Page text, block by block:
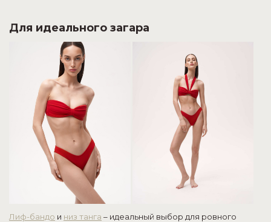
Для идеального загара
Лиф-бандо и низ танга – идеальный выбор для ровного